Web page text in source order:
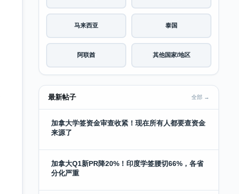
马来西亚 泰国
阿联酋 其他国家/地区
最新帖子 全部 →
加拿大学签资金审查收紧！现在所有人都要查资金
来源了
加拿大Q1新PR降20%！印度学签腰切66%，各省
分化严重